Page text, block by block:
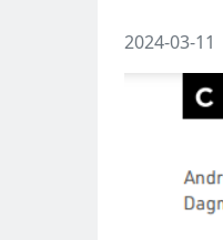
2024-03-11